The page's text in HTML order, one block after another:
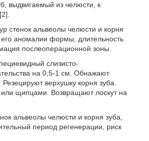
выдвигаемый из челюсти, к
стенок альвеолы челюсти и корня
аномалии формы, длительность
послеоперационной зоны.
слизисто-
на 0,5-1 см. Обнажают
верхушку корня зуба.
щипцами. Возвращают лоскут на
альвеолы челюсти и корня зуба,
период регенерации, риск